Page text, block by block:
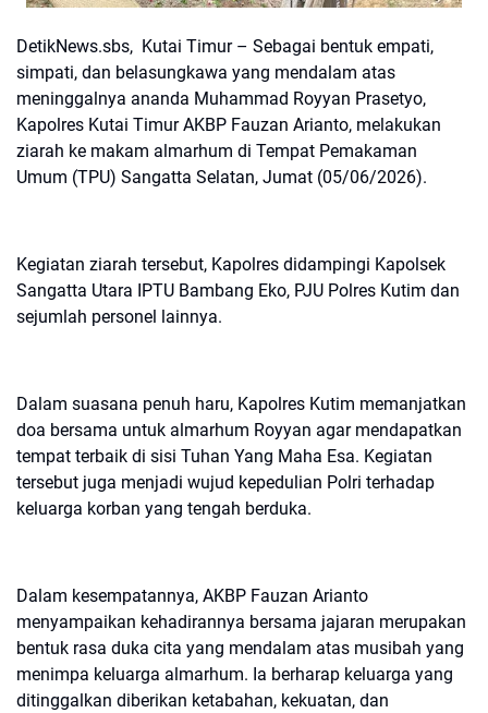
DetikNews.sbs, Kutai Timur – Sebagai bentuk empati,
simpati, dan belasungkawa yang mendalam atas
meninggalnya ananda Muhammad Royyan Prasetyo,
Kapolres Kutai Timur AKBP Fauzan Arianto, melakukan
ziarah ke makam almarhum di Tempat Pemakaman
Umum (TPU) Sangatta Selatan, Jumat (05/06/2026).
Kegiatan ziarah tersebut, Kapolres didampingi Kapolsek
Sangatta Utara IPTU Bambang Eko, PJU Polres Kutim dan
sejumlah personel lainnya.
Dalam suasana penuh haru, Kapolres Kutim memanjatkan
doa bersama untuk almarhum Royyan agar mendapatkan
tempat terbaik di sisi Tuhan Yang Maha Esa. Kegiatan
tersebut juga menjadi wujud kepedulian Polri terhadap
keluarga korban yang tengah berduka.
Dalam kesempatannya, AKBP Fauzan Arianto
menyampaikan kehadirannya bersama jajaran merupakan
bentuk rasa duka cita yang mendalam atas musibah yang
menimpa keluarga almarhum. Ia berharap keluarga yang
ditinggalkan diberikan ketabahan, kekuatan, dan